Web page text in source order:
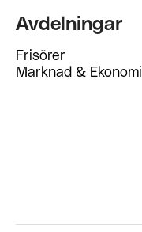
Avdelningar
Frisörer
Marknad & Ekonomi